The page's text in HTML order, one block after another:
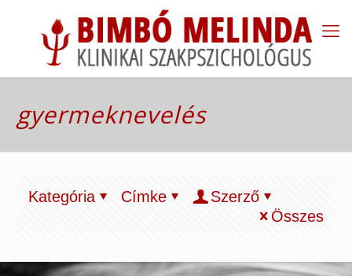
gyermeknevelés
Kategória Címke
Szerző
Összes